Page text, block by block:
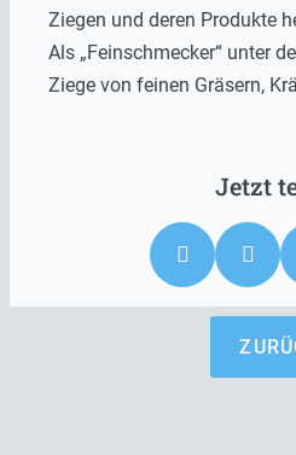
Ziegen und deren Produkte
Als „Feinschmecker“ unter
Ziege von feinen Gräsern,